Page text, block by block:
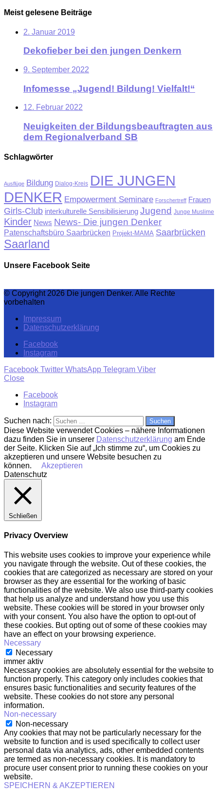
Meist gelesene Beiträge
2. Januar 2019
Dekofieber bei den jungen Denkern
9. September 2022
Infomesse „Jugend! Bildung! Vielfalt!“
12. Februar 2022
Neuigkeiten der Bildungsbeauftragten aus
dem Regionalverband SB
Schlagwörter
Ausflüge Bildung Dialog-Kreis DIE JUNGEN
DENKER Empowerment Seminare Forschertreff Frauen
Girls-Club interkulturelle Sensibilisierung Jugend Junge Muslime
Kinder News News- Die jungen Denker
Patenschaftsbüro Saarbrücken Projekt-MAMA Saarbrücken
Saarland
Unsere Facebook Seite
© Copyright 2026 Die jungen Denker. Alle Rechte
vorbehalten
Impressum
Datenschutzerklärung
Facebook
Instagram
Facebook Twitter WhatsApp Telegram Viber
Close
Facebook
Instagram
Suchen nach:
Diese Website verwendet Cookies – nähere Informationen
dazu finden Sie in unserer Datenschutzerklärung am Ende
der Seite. Klicken Sie auf „Ich stimme zu“, um Cookies zu
akzeptieren und unsere Website besuchen zu
können.
Akzeptieren
Datenschutz
Schließen
Privacy Overview
This website uses cookies to improve your experience while
you navigate through the website. Out of these cookies, the
cookies that are categorized as necessary are stored on your
browser as they are essential for the working of basic
functionalities of the website. We also use third-party cookies
that help us analyze and understand how you use this
website. These cookies will be stored in your browser only
with your consent. You also have the option to opt-out of
these cookies. But opting out of some of these cookies may
have an effect on your browsing experience.
Necessary
Necessary
immer aktiv
Necessary cookies are absolutely essential for the website to
function properly. This category only includes cookies that
ensures basic functionalities and security features of the
website. These cookies do not store any personal
information.
Non-necessary
Non-necessary
Any cookies that may not be particularly necessary for the
website to function and is used specifically to collect user
personal data via analytics, ads, other embedded contents
are termed as non-necessary cookies. It is mandatory to
procure user consent prior to running these cookies on your
website.
SPEICHERN & AKZEPTIEREN